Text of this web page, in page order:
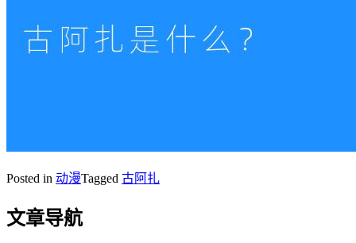
Posted in 动漫Tagged 古阿扎
文章导航